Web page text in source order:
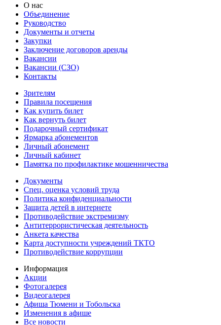
О нас
Объединение
Руководство
Документы и отчеты
Закупки
Заключение договоров аренды
Вакансии
Вакансии (СЗО)
Контакты
Зрителям
Правила посещения
Как купить билет
Как вернуть билет
Подарочный сертификат
Ярмарка абонементов
Личный абонемент
Личный кабинет
Памятка по профилактике мошенничества
Документы
Спец. оценка условий труда
Политика конфиденциальности
Защита детей в интернете
Противодействие экстремизму
Антитеррористическая деятельность
Анкета качества
Карта доступности учреждений ТКТО
Противодействие коррупции
Информация
Акции
Фотогалерея
Видеогалерея
Афиша Тюмени и Тобольска
Изменения в афише
Все новости